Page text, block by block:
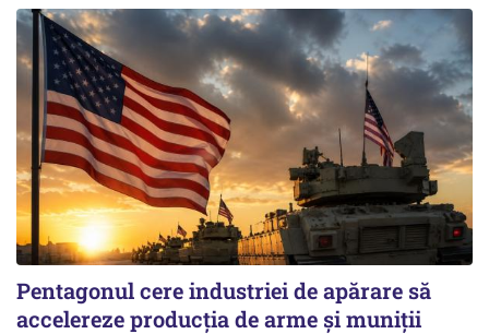
Pentagonul cere industriei de apărare să
accelereze producția de arme și muniții